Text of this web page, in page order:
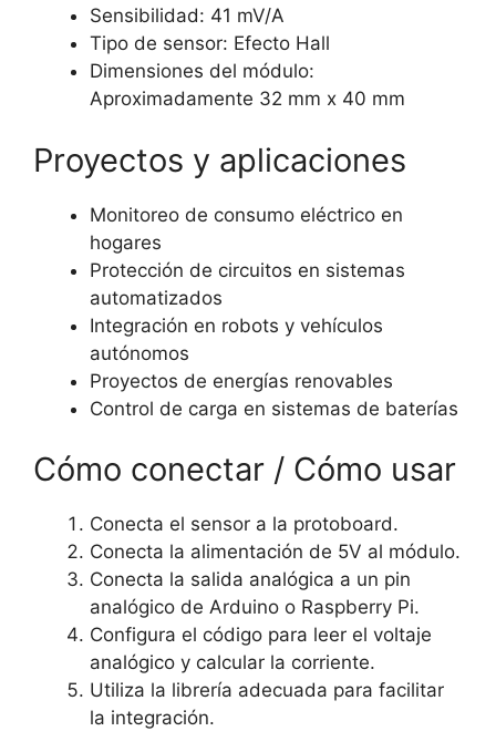
Sensibilidad: 41 mV/A
Tipo de sensor: Efecto Hall
Dimensiones del módulo:
Aproximadamente 32 mm x 40 mm
Proyectos y aplicaciones
Monitoreo de consumo eléctrico en
hogares
Protección de circuitos en sistemas
automatizados
Integración en robots y vehículos
autónomos
Proyectos de energías renovables
Control de carga en sistemas de baterías
Cómo conectar / Cómo usar
Conecta el sensor a la protoboard.
Conecta la alimentación de 5V al módulo.
Conecta la salida analógica a un pin
analógico de Arduino o Raspberry Pi.
Configura el código para leer el voltaje
analógico y calcular la corriente.
Utiliza la librería adecuada para facilitar
la integración.